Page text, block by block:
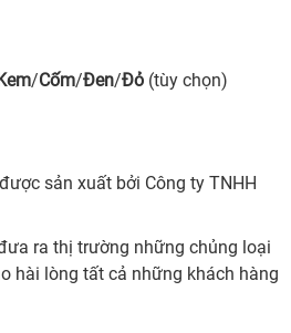
Kem/Cốm/Đen/Đỏ (tùy chọn)
sản xuất bởi Công ty TNHH
ra thị trường những chủng loại
hài lòng tất cả những khách hàng